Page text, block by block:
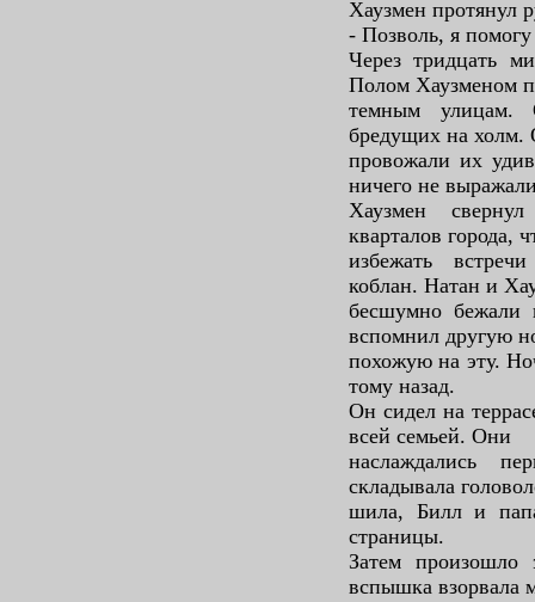
Хаузмен протянул
- Позволь, я помогу
Через тридцать
Полом Хаузменом
темным улицам.
бредущих на
провожали их
ничего не
Хаузмен
кварталов города,
избежать
коблан. Натан и
бесшумно бежали
вспомнил другую
похожую на эту.
тому назад.
Он сидел на
всей семьей. Они
наслаждались
складывала
шила, Билл и
страницы.
Затем
вспышка взорвала